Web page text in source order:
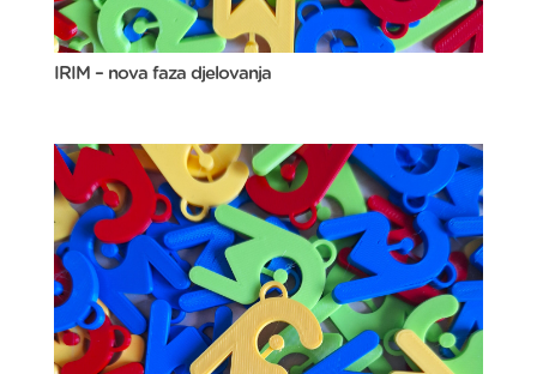
IRIM – nova faza djelovanja